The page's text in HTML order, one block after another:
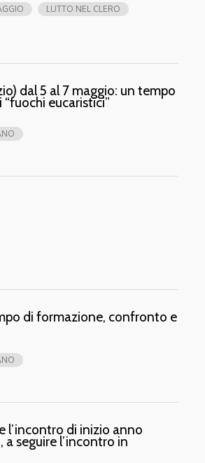
LUTTO NEL CLERO
dal 5 al 7 maggio: un tempo
eucaristici”
di formazione, confronto e
l’incontro di inizio anno
seguire l’incontro in